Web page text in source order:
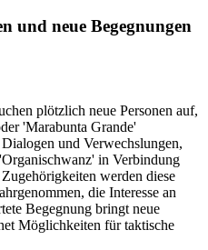
und neue Begegnungen
plötzlich neue Personen auf,
'Marabunta Grande'
und Verwechslungen,
in Verbindung
werden diese
die Interesse an
Begegnung bringt neue
Möglichkeiten für taktische